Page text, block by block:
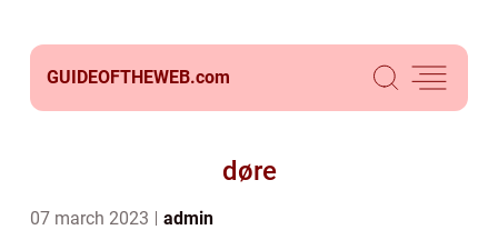
GUIDEOFTHEWEB.com
døre
07 march 2023 admin